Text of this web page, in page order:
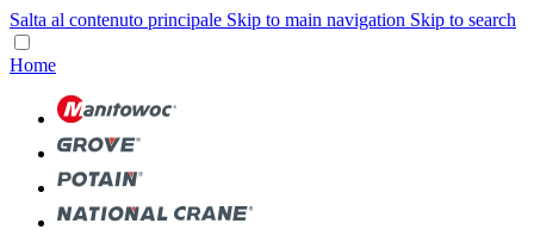
Salta al contenuto principale Skip to main navigation Skip to search
Home